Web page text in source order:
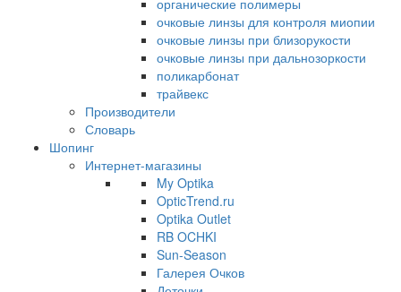
органические полимеры
очковые линзы для контроля миопии
очковые линзы при близорукости
очковые линзы при дальнозоркости
поликарбонат
трайвекс
Производители
Словарь
Шопинг
Интернет-магазины
My Optika
OpticTrend.ru
Optika Outlet
RB OCHKI
Sun-Season
Галерея Очков